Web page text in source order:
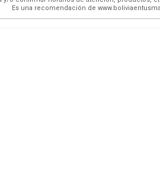
Es una recomendación de